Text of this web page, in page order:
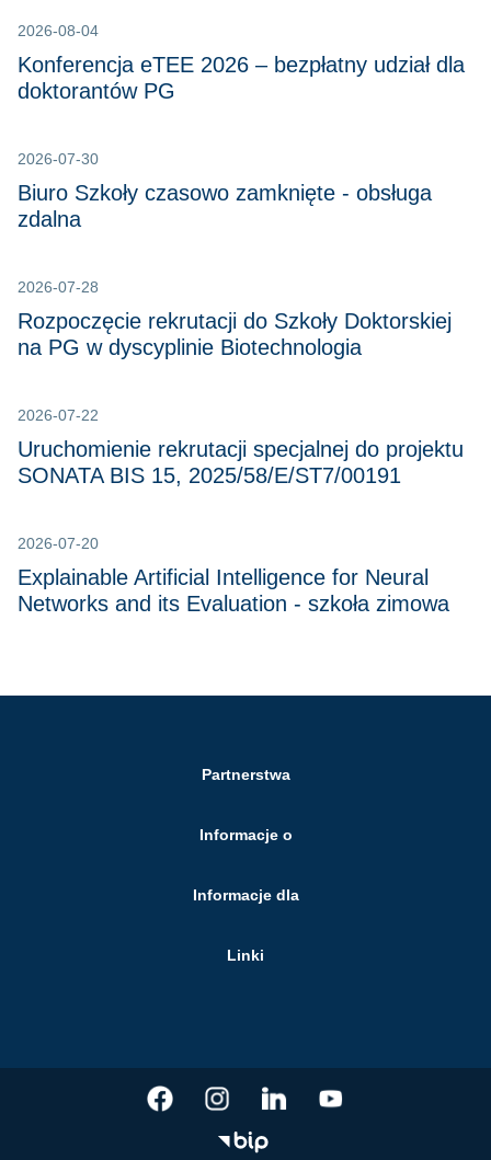
2026-08-04
Konferencja eTEE 2026 – bezpłatny udział dla
doktorantów PG
2026-07-30
Biuro Szkoły czasowo zamknięte - obsługa
zdalna
2026-07-28
Rozpoczęcie rekrutacji do Szkoły Doktorskiej
na PG w dyscyplinie Biotechnologia
2026-07-22
Uruchomienie rekrutacji specjalnej do projektu
SONATA BIS 15, 2025/58/E/ST7/00191
2026-07-20
Explainable Artificial Intelligence for Neural
Networks and its Evaluation - szkoła zimowa
Partnerstwa
Informacje o
Informacje dla
Linki